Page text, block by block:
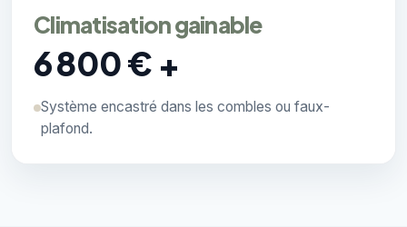
Climatisation gainable
6 800 € +
Système encastré dans les combles ou faux-
plafond.